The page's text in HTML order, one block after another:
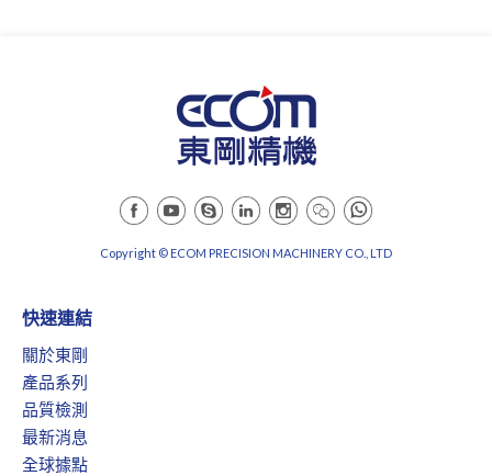
Copyright © ECOM PRECISION MACHINERY CO., LTD
快速連結
關於東剛
產品系列
品質檢測
最新消息
全球據點